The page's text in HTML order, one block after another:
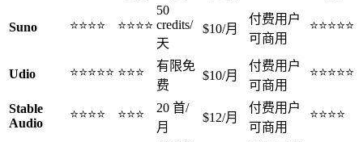
Suno ⭐⭐⭐⭐ ⭐⭐⭐⭐
50
credits/
天
$10/月
付费用户
可商用
⭐⭐⭐⭐⭐
Udio ⭐⭐⭐⭐⭐ ⭐⭐⭐
有限免
费
$10/月
付费用户
可商用
⭐⭐⭐⭐⭐
Stable
Audio
⭐⭐⭐⭐ ⭐⭐⭐
20 首/
月
$12/月
付费用户
可商用
⭐⭐⭐⭐